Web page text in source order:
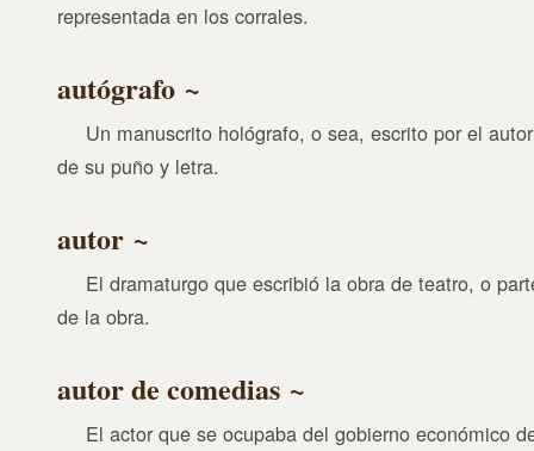
representada en los corrales.
autógrafo
Un manuscrito hológrafo, o sea, escrito por el autor
de su puño y letra.
autor
El dramaturgo que escribió la obra de teatro, o
de la obra.
autor de comedias
El actor que se ocupaba del gobierno económico